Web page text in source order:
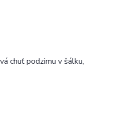
chuť podzimu v šálku,